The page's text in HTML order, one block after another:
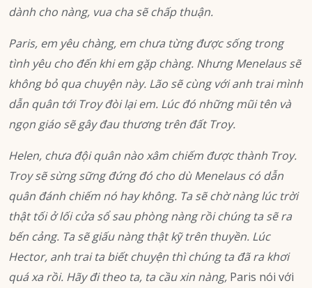
dành cho nàng, vua cha sẽ chấp thuận.
Paris, em yêu chàng, em chưa từng được sống trong
tình yêu cho đến khi em gặp chàng. Nhưng Menelaus sẽ
không bỏ qua chuyện này. Lão sẽ cùng với anh trai mình
dẫn quân tới Troy đòi lại em. Lúc đó những mũi tên và
ngọn giáo sẽ gây đau thương trên đất Troy.
Helen, chưa đội quân nào xâm chiếm được thành Troy.
Troy sẽ sừng sững đứng đó cho dù Menelaus có dẫn
quân đánh chiếm nó hay không. Ta sẽ chờ nàng lúc trời
thật tối ở lối cửa sổ sau phòng nàng rồi chúng ta sẽ ra
bến cảng. Ta sẽ giấu nàng thật kỹ trên thuyền. Lúc
Hector, anh trai ta biết chuyện thì chúng ta đã ra khơi
quá xa rồi. Hãy đi theo ta, ta cầu xin nàng, Paris nói với